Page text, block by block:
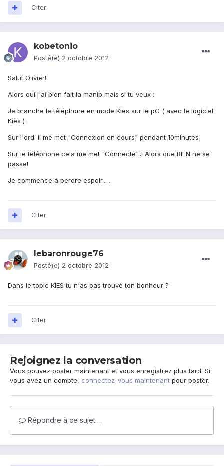
Citer
kobetonio
Posté(e) 2 octobre 2012
Salut Olivier!
Alors oui j'ai bien fait la manip mais si tu veux :
Je branche le téléphone en mode Kies sur le pC ( avec le logiciel
Kies )
Sur l'ordi il me met "Connexion en cours" pendant 10minutes
Sur le téléphone cela me met "Connecté"..! Alors que RIEN ne se
passe!
Je commence à perdre espoir... .
Citer
lebaronrouge76
Posté(e) 2 octobre 2012
Dans le topic KIES tu n'as pas trouvé ton bonheur ?
Citer
Rejoignez la conversation
Vous pouvez poster maintenant et vous enregistrez plus tard. Si
vous avez un compte, connectez-vous maintenant pour poster.
Répondre à ce sujet…